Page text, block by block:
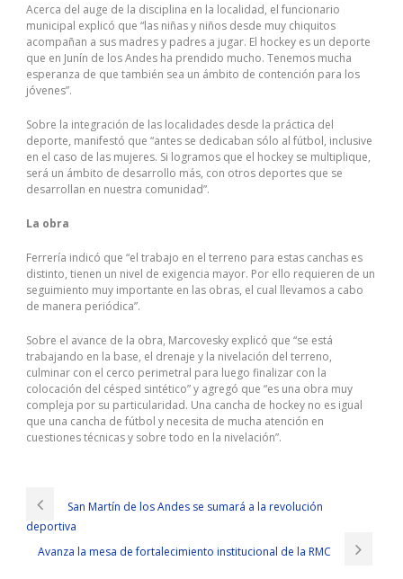
Acerca del auge de la disciplina en la localidad, el funcionario
municipal explicó que “las niñas y niños desde muy chiquitos
acompañan a sus madres y padres a jugar. El hockey es un deporte
que en Junín de los Andes ha prendido mucho. Tenemos mucha
esperanza de que también sea un ámbito de contención para los
jóvenes”.
Sobre la integración de las localidades desde la práctica del
deporte, manifestó que “antes se dedicaban sólo al fútbol, inclusive
en el caso de las mujeres. Si logramos que el hockey se multiplique,
será un ámbito de desarrollo más, con otros deportes que se
desarrollan en nuestra comunidad”.
La obra
Ferrería indicó que “el trabajo en el terreno para estas canchas es
distinto, tienen un nivel de exigencia mayor. Por ello requieren de un
seguimiento muy importante en las obras, el cual llevamos a cabo
de manera periódica”.
Sobre el avance de la obra, Marcovesky explicó que “se está
trabajando en la base, el drenaje y la nivelación del terreno,
culminar con el cerco perimetral para luego finalizar con la
colocación del césped sintético” y agregó que “es una obra muy
compleja por su particularidad. Una cancha de hockey no es igual
que una cancha de fútbol y necesita de mucha atención en
cuestiones técnicas y sobre todo en la nivelación”.
San Martín de los Andes se sumará a la revolución
deportiva
Avanza la mesa de fortalecimiento institucional de la RMC